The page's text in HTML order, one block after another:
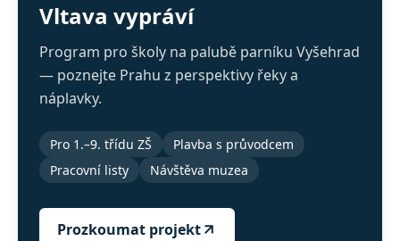
Vltava vypráví
Program pro školy na palubě parníku Vyšehrad
— poznejte Prahu z perspektivy řeky a
náplavky.
Pro 1.–9. třídu ZŠ
Plavba s průvodcem
Pracovní listy
Návštěva muzea
Prozkoumat projekt